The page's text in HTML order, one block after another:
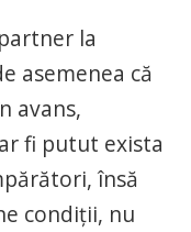
la
asemenea că
avans,
fi putut exista
însă
condiții, nu